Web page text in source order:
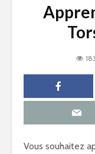
Vous souhaitez